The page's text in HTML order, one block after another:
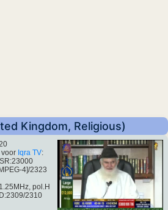
Kingdom, Religious)
Iqra TV:
4]/2323
pol.H
2310